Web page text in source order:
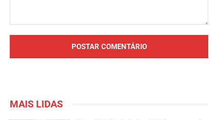
MAIS LIDAS